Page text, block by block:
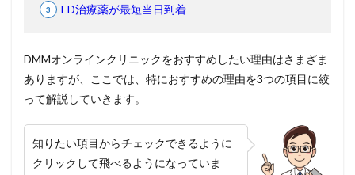
ED治療薬が最短当日到着
DMMオンラインクリニックをおすすめしたい理由はさまざま
ありますが、ここでは、特におすすめの理由を3つの項目に絞
って解説していきます。
知りたい項目からチェックできるように
クリックして飛べるようになっていま